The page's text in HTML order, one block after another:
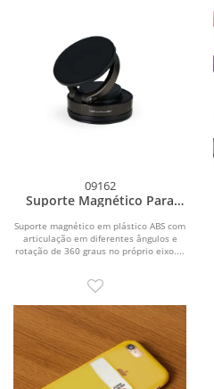
09162
Suporte Magnético Para
Suporte magnético em plástico ABS com
articulação em diferentes ângulos e
rotação de 360 graus no próprio eixo....